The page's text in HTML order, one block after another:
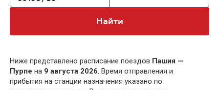
Найти
Ниже представлено расписание поездов Пашия —
Пурпе на 9 августа 2026. Время отправления и
прибытия на станции назначения указано по